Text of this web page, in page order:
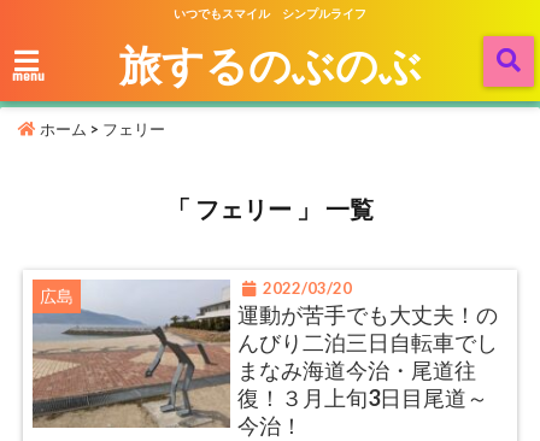
いつでもスマイル シンプルライフ
menu 旅するのぶのぶ
ホーム > フェリー
「 フェリー 」 一覧
広島 2022/03/20
運動が苦手でも大丈夫！の
んびり二泊三日自転車でし
まなみ海道今治・尾道往
復！３月上旬3日目尾道～
今治！